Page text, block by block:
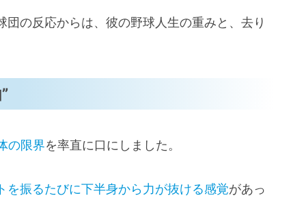
の反応からは、彼の野球人生の重みと、去り
の限界を率直に口にしました。
を振るたびに下半身から力が抜ける感覚があっ